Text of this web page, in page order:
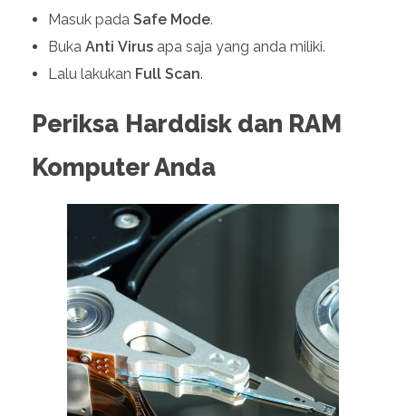
Masuk pada Safe Mode.
Buka Anti Virusapa saja yang anda miliki.
Lalu lakukan Full Scan.
Periksa Harddisk dan RAM
Komputer Anda